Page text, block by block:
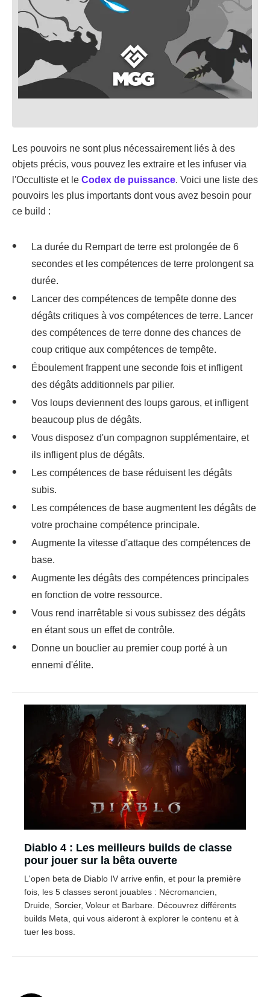
Les pouvoirs ne sont plus nécessairement liés à des
objets précis, vous pouvez les extraire et les infuser via
l'Occultiste et le Codex de puissance. Voici une liste des
pouvoirs les plus importants dont vous avez besoin pour
ce build :
La durée du Rempart de terre est prolongée de 6
secondes et les compétences de terre prolongent sa
durée.
Lancer des compétences de tempête donne des
dégâts critiques à vos compétences de terre. Lancer
des compétences de terre donne des chances de
coup critique aux compétences de tempête.
Éboulement frappent une seconde fois et infligent
des dégâts additionnels par pilier.
Vos loups deviennent des loups garous, et infligent
beaucoup plus de dégâts.
Vous disposez d'un compagnon supplémentaire, et
ils infligent plus de dégâts.
Les compétences de base réduisent les dégâts
subis.
Les compétences de base augmentent les dégâts de
votre prochaine compétence principale.
Augmente la vitesse d'attaque des compétences de
base.
Augmente les dégâts des compétences principales
en fonction de votre ressource.
Vous rend inarrêtable si vous subissez des dégâts
en étant sous un effet de contrôle.
Donne un bouclier au premier coup porté à un
ennemi d'élite.
Diablo 4 : Les meilleurs builds de classe
pour jouer sur la bêta ouverte
L'open beta de Diablo IV arrive enfin, et pour la première
fois, les 5 classes seront jouables : Nécromancien,
Druide, Sorcier, Voleur et Barbare. Découvrez différents
builds Meta, qui vous aideront à explorer le contenu et à
tuer les boss.